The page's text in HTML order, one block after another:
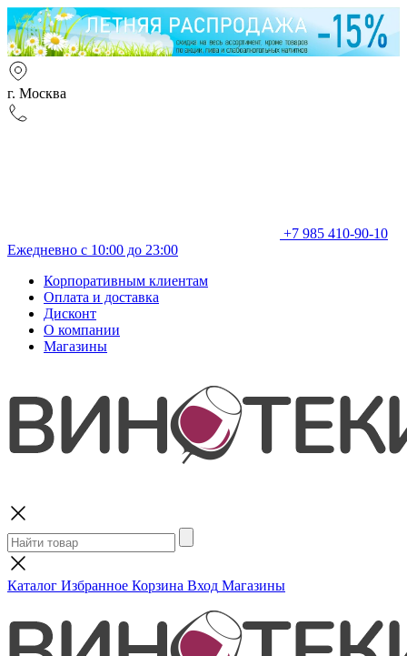
г. Москва
+7 985 410-90-10
Ежедневно с 10:00 до 23:00
Корпоративным клиентам
Оплата и доставка
Дисконт
О компании
Магазины
Каталог Избранное Корзина Вход Магазины